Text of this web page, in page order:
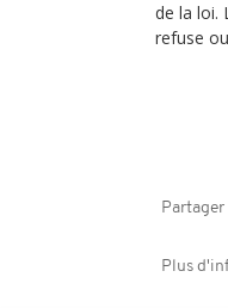
de la loi.
refuse
Partager
Plus